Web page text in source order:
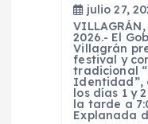
julio 27,
2026.- El
Villagrán
festival y
tradicional
Identidad”,
los días 1 y
la tarde a
Explanada